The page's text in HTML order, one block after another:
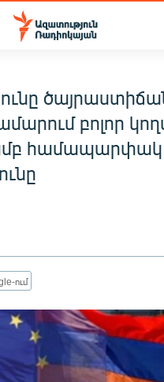
2026
բոլոր
համապարփակ
ում